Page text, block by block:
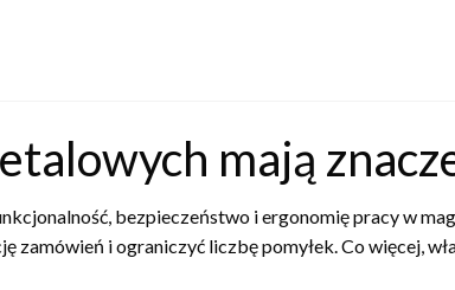
mają
bezpieczeństwo i ergonomię pracy w
i ograniczyć liczbę pomyłek. Co więcej,